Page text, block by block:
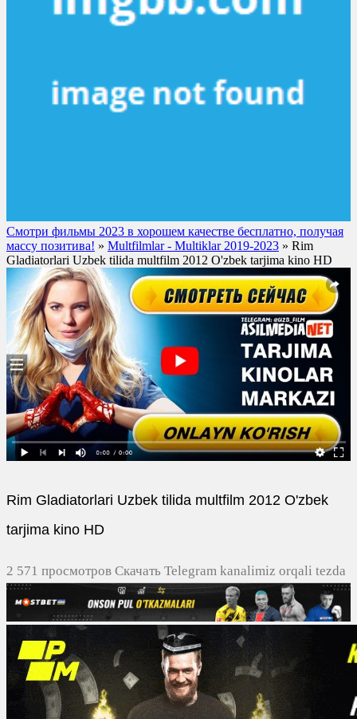
Смотри фильмы 2023 в хорошем качестве бесплатно, получая
массу позитива! » Multfilmlar - Multiklar 2019-2023 » Rim
Gladiatorlari Uzbek tilida multfilm 2012 O'zbek tarjima kino HD
Rim Gladiatorlari Uzbek tilida multfilm 2012 O'zbek
tarjima kino HD
2 571 просмотров Скачать Telegram kanalimiz orqali tezda
yuklash
0
0